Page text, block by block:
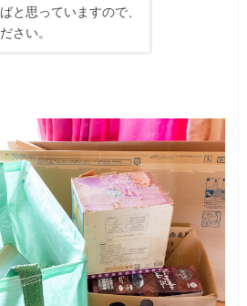
と思っていますので、
さい。